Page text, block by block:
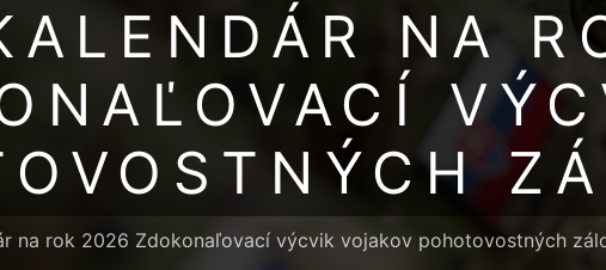
NA
na rok 2026 Zdokonaľovací výcvik vojakov pohotovostných